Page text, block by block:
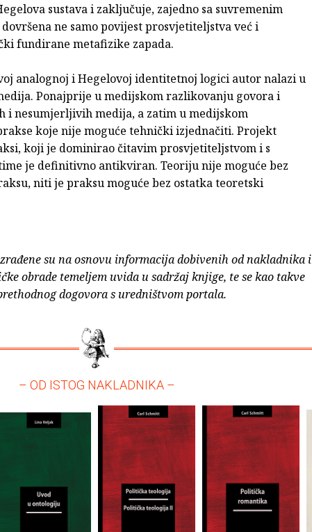
sustava i zaključuje, zajedno sa suvremenim
ne samo povijest prosvjetiteljstva već i
fundirane metafizike zapada.
analognoj i Hegelovoj identitetnoj logici autor nalazi u
Ponajprije u medijskom razlikovanju govora i
i nesumjerljivih medija, a zatim u medijskom
koje nije moguće tehnički izjednačiti. Projekt
koji je dominirao čitavim prosvjetiteljstvom i s
je definitivno antikviran. Teoriju nije moguće bez
niti je praksu moguće bez ostatka teoretski
su na osnovu informacija dobivenih od nakladnika i
obrade temeljem uvida u sadržaj knjige, te se kao takve
dogovora s uredništvom portala.
– OD ISTOG NAKLADNIKA –